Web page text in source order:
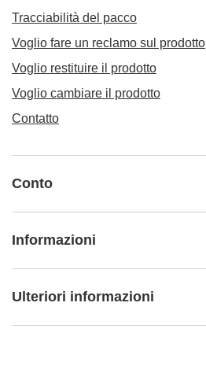
Tracciabilità del pacco
Voglio fare un reclamo sul prodotto
Voglio restituire il prodotto
Voglio cambiare il prodotto
Contatto
Conto
Informazioni
Ulteriori informazioni